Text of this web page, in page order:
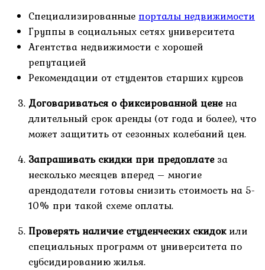
Специализированные порталы недвижимости
Группы в социальных сетях университета
Агентства недвижимости с хорошей
репутацией
Рекомендации от студентов старших курсов
Договариваться о фиксированной ценена
длительный срок аренды (от года и более), что
может защитить от сезонных колебаний цен.
Запрашивать скидки при предоплатеза
несколько месяцев вперед – многие
арендодатели готовы снизить стоимость на 5-
10% при такой схеме оплаты.
Проверять наличие студенческих скидокили
специальных программ от университета по
субсидированию жилья.